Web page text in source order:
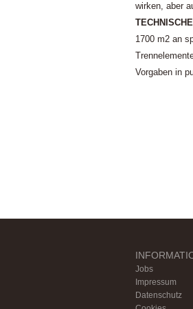
wirken, aber
1700 m2 an
Vorgaben in
Jobs
Impressum
Datenschutz